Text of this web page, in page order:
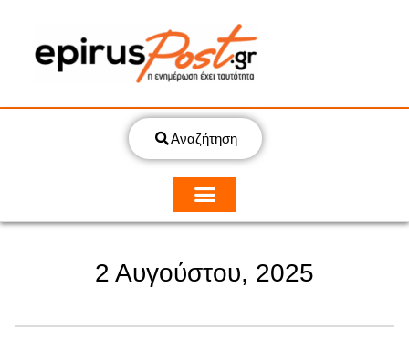
Αναζήτηση
2 Αυγούστου, 2025